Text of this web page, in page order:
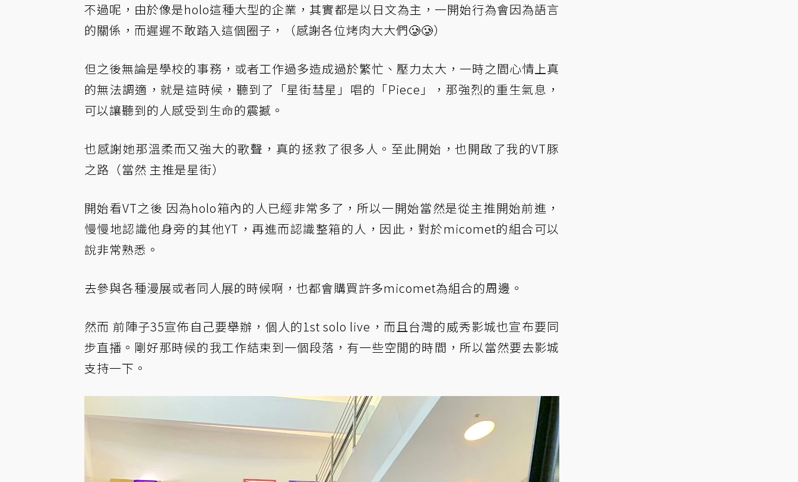
不過呢，由於像是holo這種大型的企業，其實都是以日文為主，一開始行為會因為語言
的關係，而遲遲不敢踏入這個圈子，（感謝各位烤肉大大們🥲🥲）
但之後無論是學校的事務，或者工作過多造成過於繁忙、壓力太大，一時之間心情上真
的無法調適，就是這時候，聽到了「星街彗星」唱的「Piece」，那強烈的重生氣息，
可以讓聽到的人感受到生命的震撼。
也感謝她那溫柔而又強大的歌聲，真的拯救了很多人。至此開始，也開啟了我的VT豚
之路（當然 主推是星街）
開始看VT之後 因為holo箱內的人已經非常多了，所以一開始當然是從主推開始前進，
慢慢地認識他身旁的其他YT，再進而認識整箱的人，因此，對於micomet的組合可以
說非常熟悉。
去參與各種漫展或者同人展的時候啊，也都會購買許多micomet為組合的周邊。
然而 前陣子35宣佈自己要舉辦，個人的1st solo live，而且台灣的威秀影城也宣布要同
步直播。剛好那時候的我工作結束到一個段落，有一些空閒的時間，所以當然要去影城
支持一下。